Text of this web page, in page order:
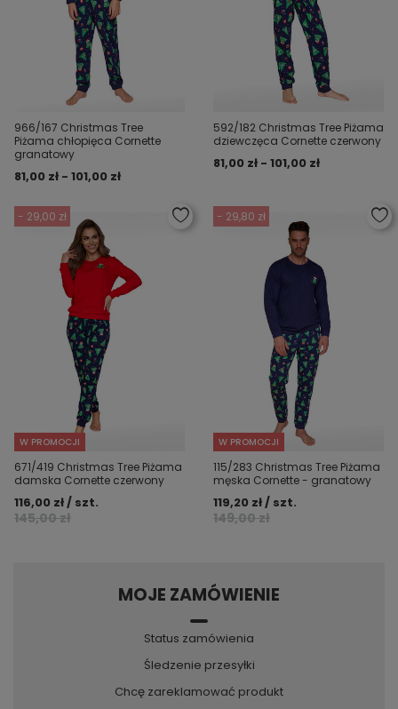
966/167 Christmas Tree
Piżama chłopięca Cornette
granatowy
81,00 zł - 101,00 zł
592/182 Christmas Tree Piżama
dziewczęca Cornette czerwony
81,00 zł - 101,00 zł
- 29,00 zł
W PROMOCJI
671/419 Christmas Tree Piżama
damska Cornette czerwony
145,00 zł
116,00 zł / szt.
- 29,80 zł
W PROMOCJI
115/283 Christmas Tree Piżama
męska Cornette - granatowy
149,00 zł
119,20 zł / szt.
MOJE ZAMÓWIENIE
Status zamówienia
Śledzenie przesyłki
Chcę zareklamować produkt